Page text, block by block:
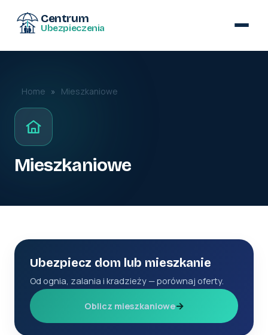
Centrum
Ubezpieczenia
Home » Mieszkaniowe
Mieszkaniowe
Ubezpiecz dom lub mieszkanie
Od ognia, zalania i kradzieży — porównaj oferty.
Oblicz mieszkaniowe→